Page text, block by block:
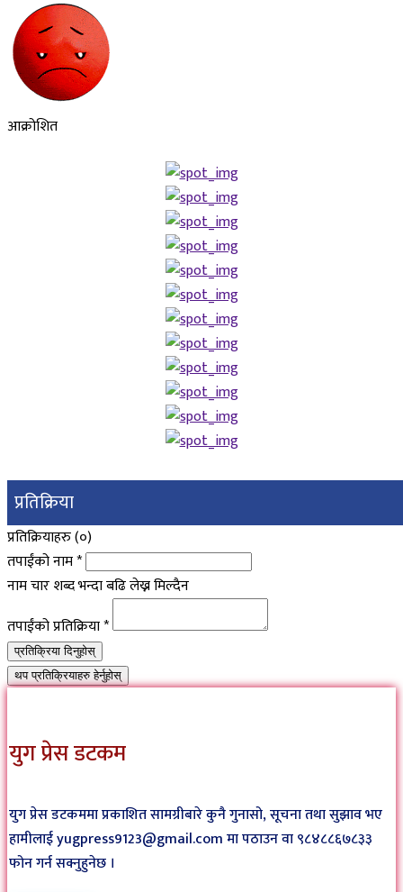
आक्रोशित
प्रतिक्रिया
प्रतिक्रियाहरु (०)
तपाईंको नाम*
नाम चार शब्द भन्दा बढि लेख्न मिल्दैन
तपाईंको प्रतिक्रिया*
प्रतिक्रिया दिनुहोस्
थप प्रतिक्रियाहरु हेर्नुहोस्
युग प्रेस डटकम
युग प्रेस डटकममा प्रकाशित सामग्रीबारे कुनै गुनासो, सूचना तथा सुझाव भए
हामीलाई yugpress9123@gmail.com मा पठाउन वा ९८४८८६७८३३
फोन गर्न सक्नुहुनेछ ।